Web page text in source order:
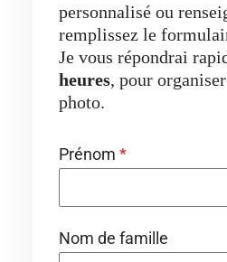
personnalisé ou
remplissez le
Je vous répondrai
heures, pour
photo.
Prénom *
Nom de famille